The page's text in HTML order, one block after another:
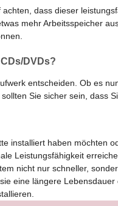
dass dieser
mehr Arbeitsspeicher
DVDs?
entscheiden. Ob es
Sie sicher sein, dass
installiert haben möchten
Leistungsfähigkeit
nicht nur schneller,
eine längere